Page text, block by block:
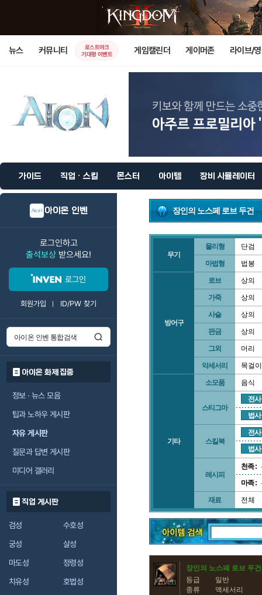
뉴스 커뮤니티
로스트아크
기대평 이벤트
게임캘린더 게이머존 라이브/
가이드 직업 · 스킬 몬스터 아이템 장비 시뮬레이터
아이온 인벤
로그인하고
출석보상 받으세요!
로그인
회원가입 ID/PW 찾기
아이온 화제 집중
정보 · 뉴스 모음
팁과 노하우 게시판
자유 게시판
질문과 답변 게시판
미디어 갤러리
직업 게시판
검성
수호성
궁성
살성
마도성
정령성
치유성
호법성
장인의 노스페 로브 두건
무기
물리형 단검
마법형 법봉
방어구
로브 상의
가죽 상의
사슬 상의
판금 상의
그외 머리
악세서리 목걸이
기타
소모품 음식
스티그마
전사
법사
스킬북
전사
법사
레시피
천족 :
마족 :
재료 전체
장인의 노스페 로브 두건
등급
일반
종류
액세서리